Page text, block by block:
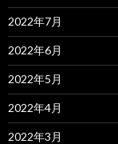
2022年7月
2022年6月
2022年5月
2022年4月
2022年3月